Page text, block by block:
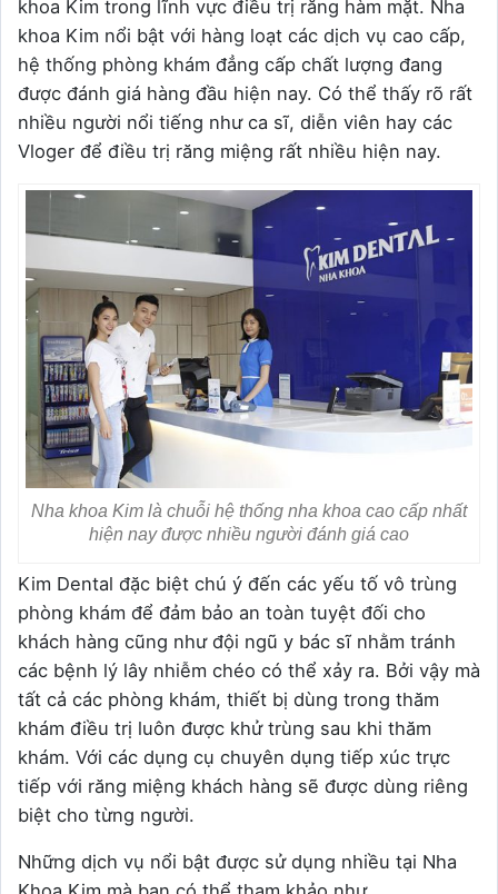
khoa Kim trong lĩnh vực điều trị răng hàm mặt. Nha
khoa Kim nổi bật với hàng loạt các dịch vụ cao cấp,
hệ thống phòng khám đẳng cấp chất lượng đang
được đánh giá hàng đầu hiện nay. Có thể thấy rõ rất
nhiều người nổi tiếng như ca sĩ, diễn viên hay các
Vloger để điều trị răng miệng rất nhiều hiện nay.
Nha khoa Kim là chuỗi hệ thống nha khoa cao cấp nhất
hiện nay được nhiều người đánh giá cao
Kim Dental đặc biệt chú ý đến các yếu tố vô trùng
phòng khám để đảm bảo an toàn tuyệt đối cho
khách hàng cũng như đội ngũ y bác sĩ nhằm tránh
các bệnh lý lây nhiễm chéo có thể xảy ra. Bởi vậy mà
tất cả các phòng khám, thiết bị dùng trong thăm
khám điều trị luôn được khử trùng sau khi thăm
khám. Với các dụng cụ chuyên dụng tiếp xúc trực
tiếp với răng miệng khách hàng sẽ được dùng riêng
biệt cho từng người.
Những dịch vụ nổi bật được sử dụng nhiều tại Nha